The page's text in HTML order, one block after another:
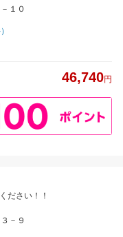
１０
46,740円
ださい！！
－９